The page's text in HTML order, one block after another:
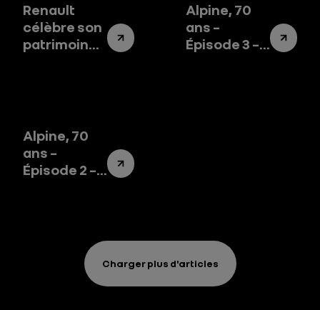
Renault
célèbre son
patrimoine
Alpine, 70
ans –
Épisode 3 –
Alpine, 70
ans –
Épisode 2 –
Charger plus d'articles